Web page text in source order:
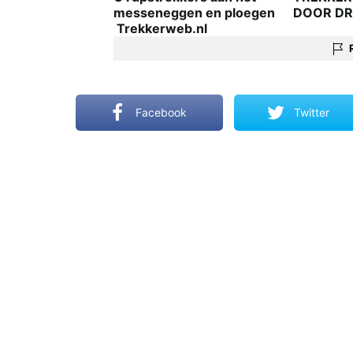
messeneggen en ploegen
 Trekkerweb.nl
DOOR
Facebook Twitter